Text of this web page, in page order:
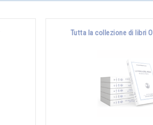
Tutta la collezione di libri